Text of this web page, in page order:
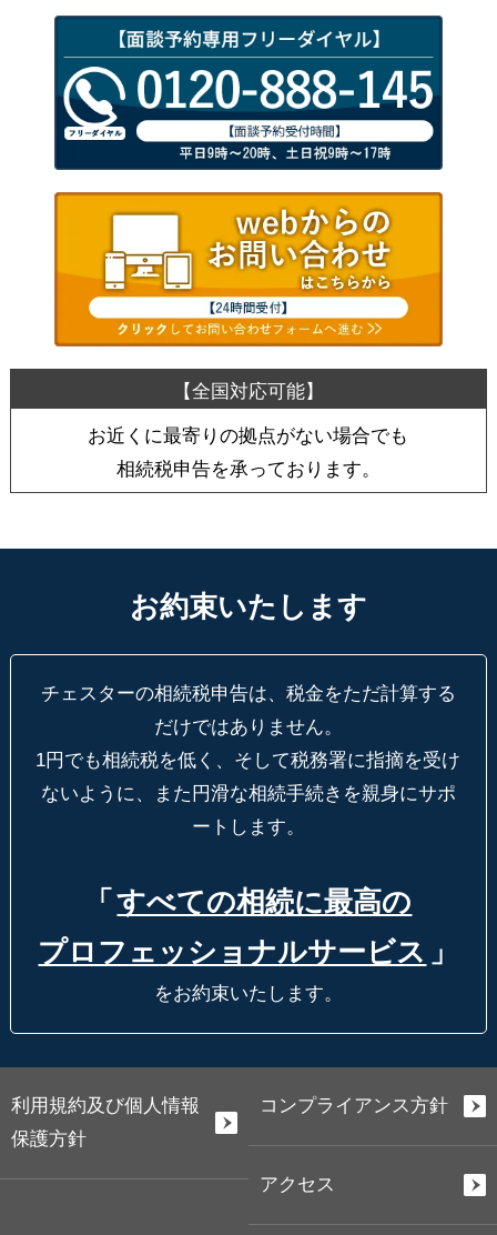
お近くに最寄りの拠点がない場合でも
相続税申告を承っております。
お約束いたします
チェスターの相続税申告は、税金をただ計算する
だけではありません。
1円でも相続税を低く、そして税務署に指摘を受け
ないように、
また円滑な相続手続きを親身にサポ
ートします。
「 すべての相続に最高の
プロフェッショナルサービス 」
をお約束いたします。
利用規約及び個人情報
保護方針
コンプライアンス方針
アクセス